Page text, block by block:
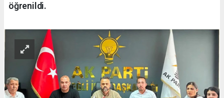
öğrenildi.